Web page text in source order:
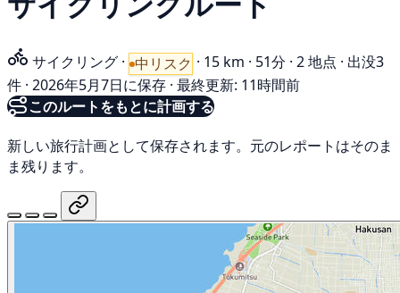
サイクリング · 中リスク · 15 km · 51分 · 2 地点 · 出没3
件 · 2026年5月7日に保存 · 最終更新: 11時間前
このルートをもとに計画する
新しい旅行計画として保存されます。元のレポートはそのま
ま残ります。